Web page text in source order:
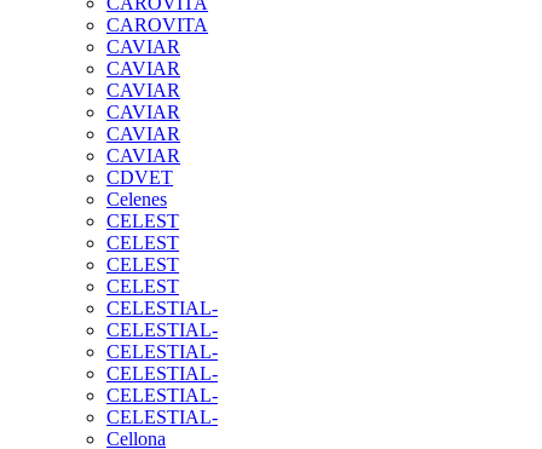
CAROVITA
CAVIAR
CAVIAR
CAVIAR
CAVIAR
CAVIAR
CAVIAR
CDVET
Celenes
CELEST
CELEST
CELEST
CELEST
CELESTIAL-
CELESTIAL-
CELESTIAL-
CELESTIAL-
CELESTIAL-
CELESTIAL-
Cellona